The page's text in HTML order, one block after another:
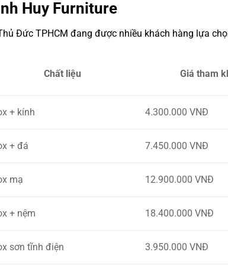
Huy Furniture
Đức TPHCM đang được nhiều khách hàng lựa
Chất liệu Giá tham
+ kính 4.300.000 VNĐ
+ đá 7.450.000 VNĐ
mạ 12.900.000 VNĐ
+ nệm 18.400.000 VNĐ
sơn tĩnh điện 3.950.000 VNĐ